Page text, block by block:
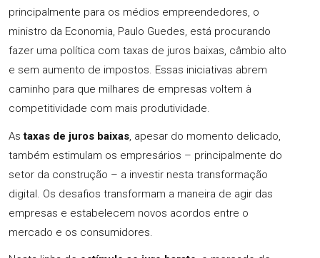
principalmente para os médios empreendedores, o
ministro da Economia, Paulo Guedes, está procurando
fazer uma política com taxas de juros baixas, câmbio alto
e sem aumento de impostos. Essas iniciativas abrem
caminho para que milhares de empresas voltem à
competitividade com mais produtividade.
Astaxas de juros baixas, apesar do momento delicado,
também estimulam os empresários – principalmente do
setor da construção – a investir nesta transformação
digital. Os desafios transformam a maneira de agir das
empresas e estabelecem novos acordos entre o
mercado e os consumidores.